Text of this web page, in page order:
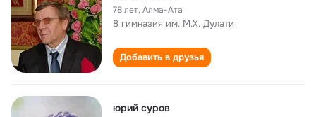
78 лет,Алма-Ата
8 гимназия им. М.Х. Дулати
Добавить в друзья
юрий суров